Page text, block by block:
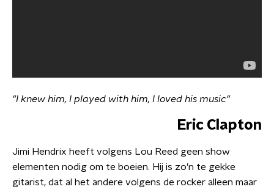
"I knew him, I played with him, I loved his music"
Eric Clapton
Jimi Hendrix heeft volgens Lou Reed geen show
elementen nodig om te boeien. Hij is zo'n te gekke
gitarist, dat al het andere volgens de rocker alleen maar